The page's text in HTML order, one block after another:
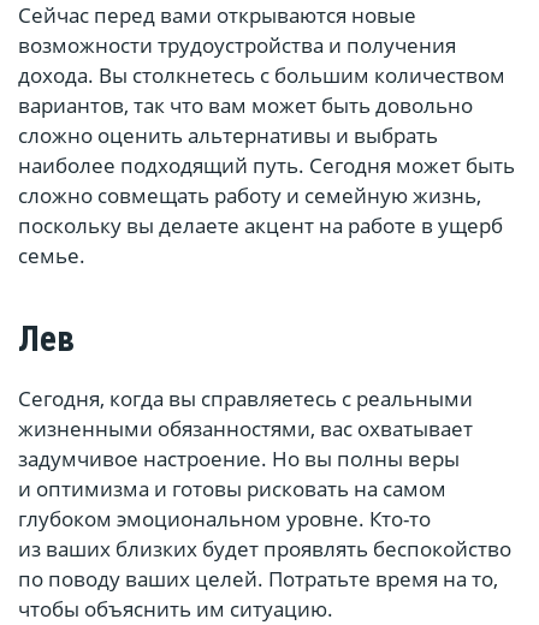
Сейчас перед вами открываются новые
возможности трудоустройства и получения
дохода. Вы столкнетесь с большим количеством
вариантов, так что вам может быть довольно
сложно оценить альтернативы и выбрать
наиболее подходящий путь. Сегодня может быть
сложно совмещать работу и семейную жизнь,
поскольку вы делаете акцент на работе в ущерб
семье.
Лев
Сегодня, когда вы справляетесь с реальными
жизненными обязанностями, вас охватывает
задумчивое настроение. Но вы полны веры
и оптимизма и готовы рисковать на самом
глубоком эмоциональном уровне. Кто-то
из ваших близких будет проявлять беспокойство
по поводу ваших целей. Потратьте время на то,
чтобы объяснить им ситуацию.